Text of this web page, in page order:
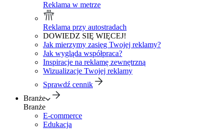
Reklama w metrze
Reklama przy autostradach
DOWIEDZ SIĘ WIĘCEJ!
Jak mierzymy zasięg Twojej reklamy?
Jak wygląda współpraca?
Inspiracje na reklamę zewnętrzną
Wizualizacje Twojej reklamy
Sprawdź cennik
Branże
Branże
E-commerce
Edukacja